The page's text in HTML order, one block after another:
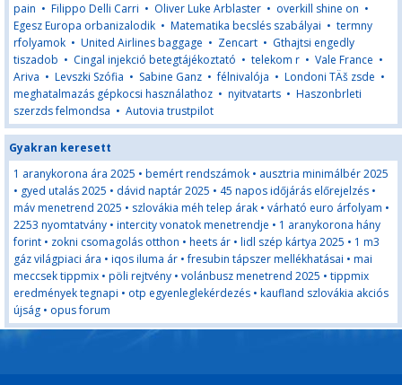
pain • Filippo Delli Carri • Oliver Luke Arblaster • overkill shine on •
Egesz Europa orbanizalodik • Matematika becslés szabályai • termny
rfolyamok • United Airlines baggage • Zencart • Gthajtsi engedly
tiszadob • Cingal injekció betegtájékoztató • telekom r • Vale France •
Ariva • Levszki Szófia • Sabine Ganz •félnivalója • Londoni TÄš zsde •
meghatalmazás gépkocsi használathoz • nyitvatarts • Haszonbrleti
szerzds felmondsa • Autovia trustpilot
Gyakran keresett
1 aranykorona ára 2025 • bemért rendszámok • ausztria minimálbér 2025
• gyed utalás 2025 • dávid naptár 2025 • 45 napos időjárás előrejelzés •
máv menetrend 2025 • szlovákia méh telep árak • várható euro árfolyam •
2253 nyomtatvány • intercity vonatok menetrendje • 1 aranykorona hány
forint • zokni csomagolás otthon • heets ár • lidl szép kártya 2025 • 1 m3
gáz világpiaci ára • iqos iluma ár •fresubin tápszer mellékhatásai • mai
meccsek tippmix • pöli rejtvény • volánbusz menetrend 2025 • tippmix
eredmények tegnapi • otp egyenleglekérdezés • kaufland szlovákia akciós
újság • opus forum